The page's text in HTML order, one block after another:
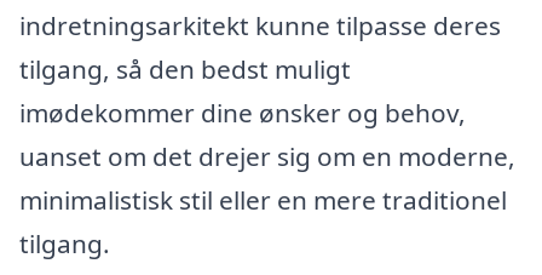
indretningsarkitekt kunne tilpasse deres
tilgang, så den bedst muligt
imødekommer dine ønsker og behov,
uanset om det drejer sig om en moderne,
minimalistisk stil eller en mere traditionel
tilgang.